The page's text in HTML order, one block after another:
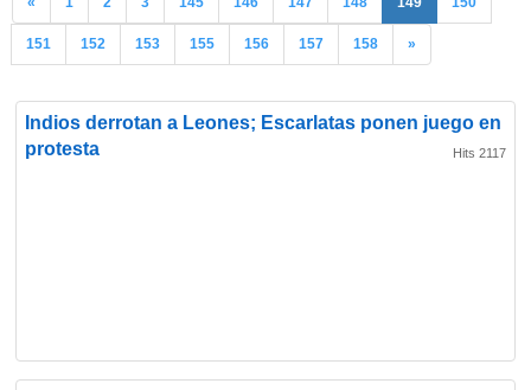
151 152 153 155 156 157 158 »
Indios derrotan a Leones; Escarlatas ponen juego en
protesta
Hits 2117